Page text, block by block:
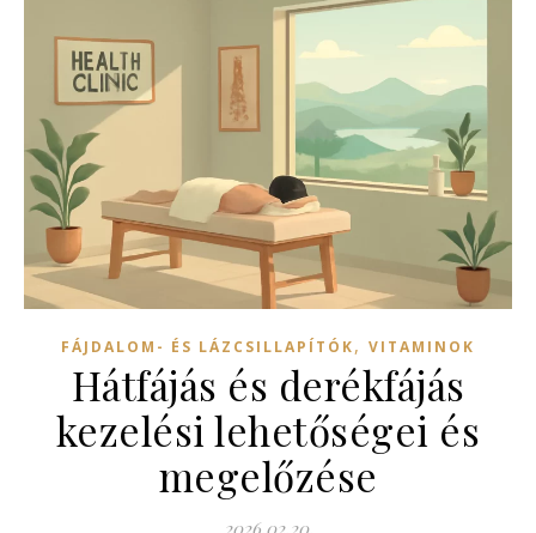
FÁJDALOM- ÉS LÁZCSILLAPÍTÓK, VITAMINOK
Hátfájás és derékfájás
kezelési lehetőségei és
megelőzése
2026.02.20.